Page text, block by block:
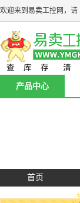
欢迎来到易卖工控网，请
产品中心
首页